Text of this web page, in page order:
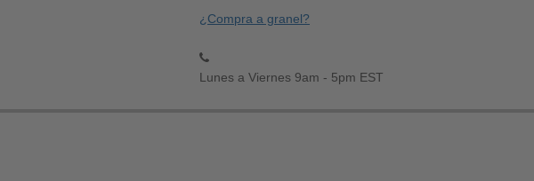
¿Compra a granel?
Lunes a Viernes 9am - 5pm EST